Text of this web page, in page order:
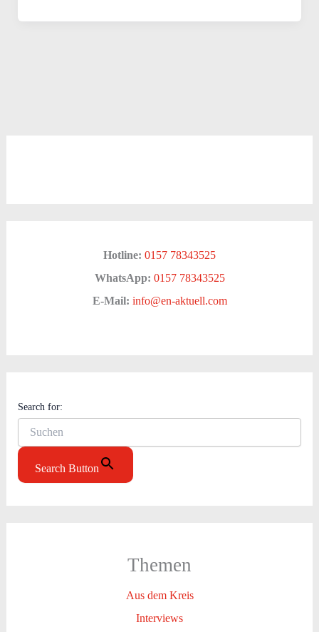
Hotline: 0157 78343525
WhatsApp: 0157 78343525
E-Mail: info@en-aktuell.com
Search for:
Search Button
Themen
Aus dem Kreis
Interviews